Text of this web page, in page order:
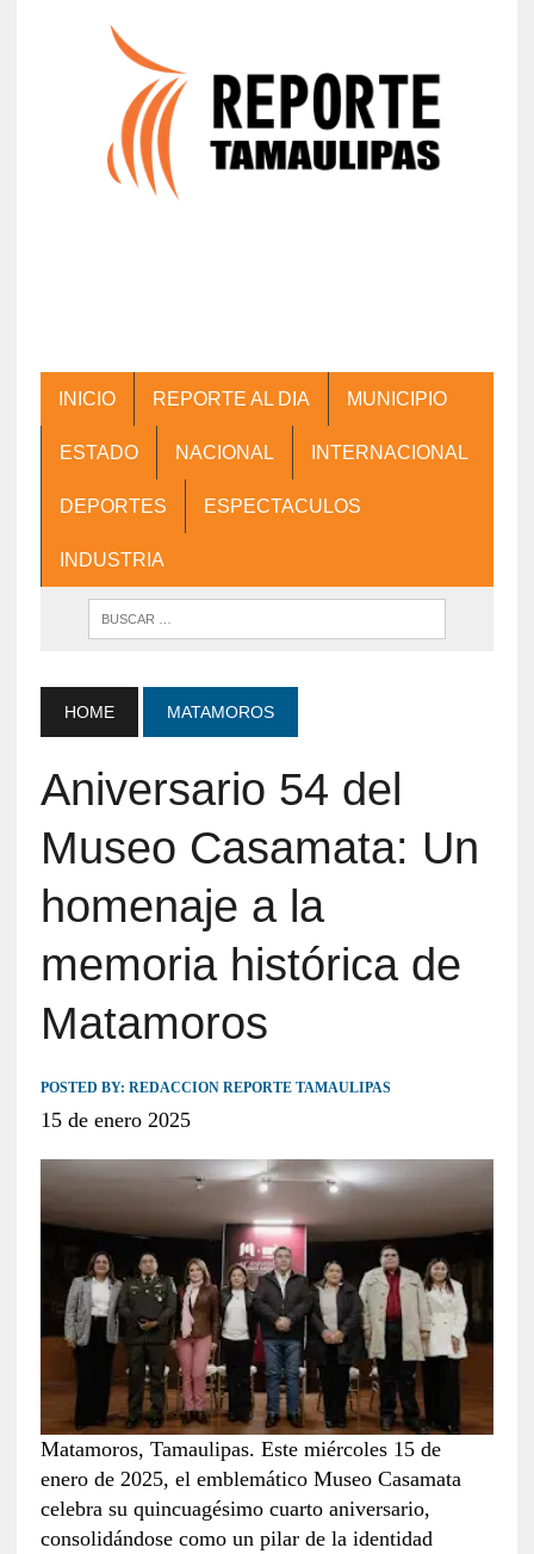
INICIO REPORTE AL DIA MUNICIPIO
ESTADO NACIONAL INTERNACIONAL
DEPORTES ESPECTACULOS
INDUSTRIA
HOME MATAMOROS
Aniversario 54 del
Museo Casamata: Un
homenaje a la
memoria histórica de
Matamoros
POSTED BY: REDACCION REPORTE TAMAULIPAS
15 de enero 2025
Matamoros, Tamaulipas. Este miércoles 15 de
enero de 2025, el emblemático Museo Casamata
celebra su quincuagésimo cuarto aniversario,
consolidándose como un pilar de la identidad